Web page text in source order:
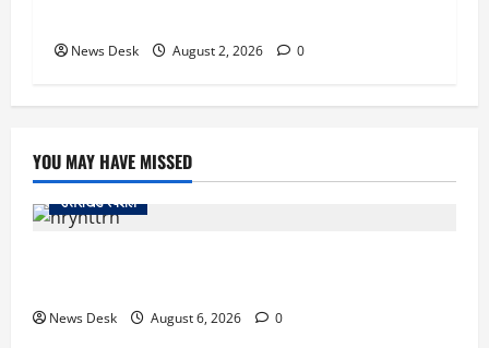
News Desk August 2, 2026 0
YOU MAY HAVE MISSED
उत्तराखंड स्पेशल
News Desk August 6, 2026
0